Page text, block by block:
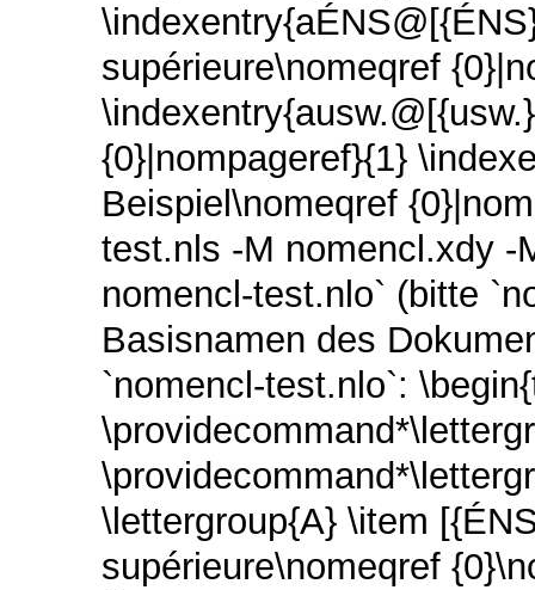
supérieure\nomeqref
{0}|nompageref}{1}
Beispiel\nomeqref
test.nls -M nomencl.xdy -
nomencl-test.nlo` (bitte
Basisnamen des
`nomencl-test.nlo`:
\lettergroup{A} \item
supérieure\nomeqref